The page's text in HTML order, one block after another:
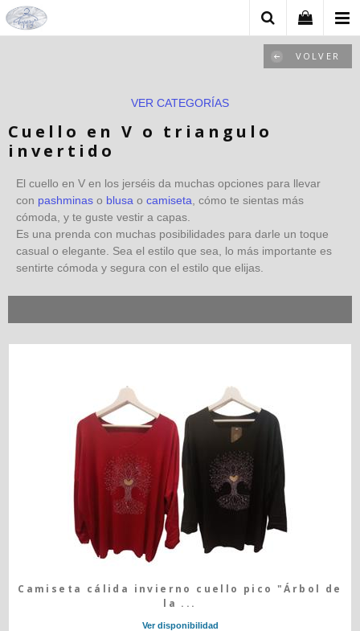
VOLVER
VER CATEGORÍAS
Cuello en V o triangulo
invertido
El cuello en V en los jerséis da muchas opciones para llevar
con pashminas o blusa o camiseta , cómo te sientas más
cómoda, y te guste vestir a capas.
Es una prenda con muchas posibilidades para darle un toque
casual o elegante. Sea el estilo que sea, lo más importante es
sentirte cómoda y segura con el estilo que elijas.
Camiseta cálida invierno cuello pico "Árbol de
la ...
Ver disponibilidad